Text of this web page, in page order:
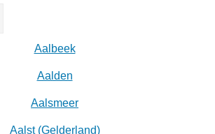
Aalbeek
Aalden
Aalsmeer
Aalst (Gelderland)